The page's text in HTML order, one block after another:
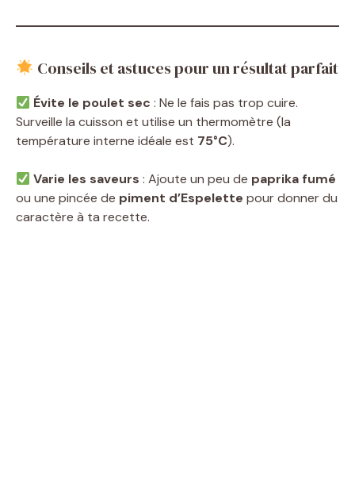
e
o
Conseils et astuces pour un résultat parfait
Évite le poulet sec : Ne le fais pas trop cuire.
Surveille la cuisson et utilise un thermomètre (la
température interne idéale est 75°C).
Varie les saveurs : Ajoute un peu de paprika fumé
ou une pincée de piment d’Espelette pour donner du
caractère à ta recette.